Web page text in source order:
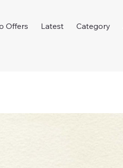
Offers Latest Category